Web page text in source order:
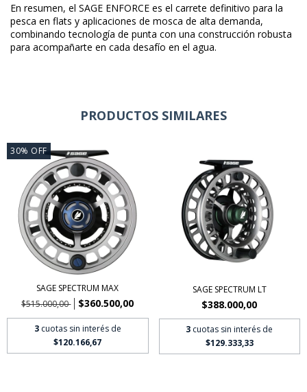
En resumen, el SAGE ENFORCE es el carrete definitivo para la
pesca en flats y aplicaciones de mosca de alta demanda,
combinando tecnología de punta con una construcción robusta
para acompañarte en cada desafío en el agua.
PRODUCTOS SIMILARES
30% OFF
SAGE SPECTRUM MAX
$515.000,00
$360.500,00
3 cuotas sin interés de
$120.166,67
SAGE SPECTRUM LT
$388.000,00
3 cuotas sin interés de
$129.333,33